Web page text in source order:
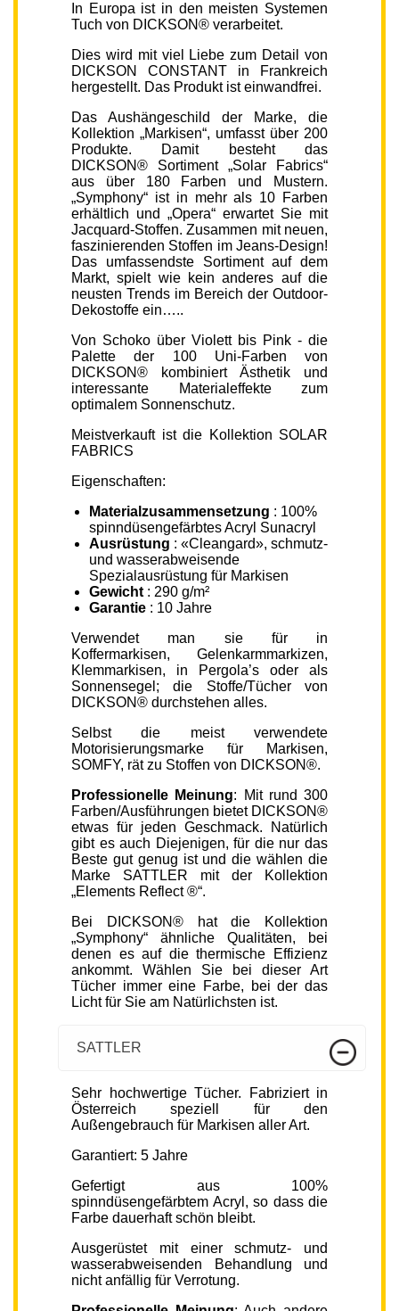
In Europa ist in den meisten Systemen
Tuch von DICKSON® verarbeitet.
Dies wird mit viel Liebe zum Detail von
DICKSON CONSTANT in Frankreich
hergestellt. Das Produkt ist einwandfrei.
Das Aushängeschild der Marke, die
Kollektion „Markisen“, umfasst über 200
Produkte. Damit besteht das
DICKSON® Sortiment „Solar Fabrics“
aus über 180 Farben und Mustern.
„Symphony“ ist in mehr als 10 Farben
erhältlich und „Opera“ erwartet Sie mit
Jacquard-Stoffen. Zusammen mit neuen,
faszinierenden Stoffen im Jeans-Design!
Das umfassendste Sortiment auf dem
Markt, spielt wie kein anderes auf die
neusten Trends im Bereich der Outdoor-
Dekostoffe ein…..
Von Schoko über Violett bis Pink - die
Palette der 100 Uni-Farben von
DICKSON® kombiniert Ästhetik und
interessante Materialeffekte zum
optimalem Sonnenschutz.
Meistverkauft ist die Kollektion SOLAR
FABRICS
Eigenschaften:
Materialzusammensetzung : 100%
spinndüsengefärbtes Acryl Sunacryl
Ausrüstung : «Cleangard», schmutz-
und wasserabweisende
Spezialausrüstung für Markisen
Gewicht : 290 g/m²
Garantie : 10 Jahre
Verwendet man sie für in
Koffermarkisen, Gelenkarmmarkizen,
Klemmarkisen, in Pergola’s oder als
Sonnensegel; die Stoffe/Tücher von
DICKSON® durchstehen alles.
Selbst die meist verwendete
Motorisierungsmarke für Markisen,
SOMFY, rät zu Stoffen von DICKSON®.
Professionelle Meinung: Mit rund 300
Farben/Ausführungen bietet DICKSON®
etwas für jeden Geschmack. Natürlich
gibt es auch Diejenigen, für die nur das
Beste gut genug ist und die wählen die
Marke SATTLER mit der Kollektion
„Elements Reflect ®“.
Bei DICKSON® hat die Kollektion
„Symphony“ ähnliche Qualitäten, bei
denen es auf die thermische Effizienz
ankommt. Wählen Sie bei dieser Art
Tücher immer eine Farbe, bei der das
Licht für Sie am Natürlichsten ist.
SATTLER
Sehr hochwertige Tücher. Fabriziert in
Österreich speziell für den
Außengebrauch für Markisen aller Art.
Garantiert: 5 Jahre
Gefertigt aus 100%
spinndüsengefärbtem Acryl, so dass die
Farbe dauerhaft schön bleibt.
Ausgerüstet mit einer schmutz- und
wasserabweisenden Behandlung und
nicht anfällig für Verrotung.